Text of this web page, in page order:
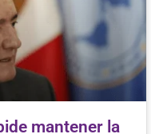
mantener la